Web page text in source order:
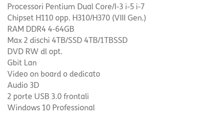
Processori Pentium Dual Core/I-3 i-5 i-7
Chipset H110 opp. H310/H370 (VIII Gen.)
RAM DDR4 4-64GB
Max 2 dischi 4TB/SSD 4TB/1TBSSD
DVD RW dl opt.
Gbit Lan
Video on board o dedicato
Audio 3D
2 porte USB 3.0 frontali
Windows 10 Professional